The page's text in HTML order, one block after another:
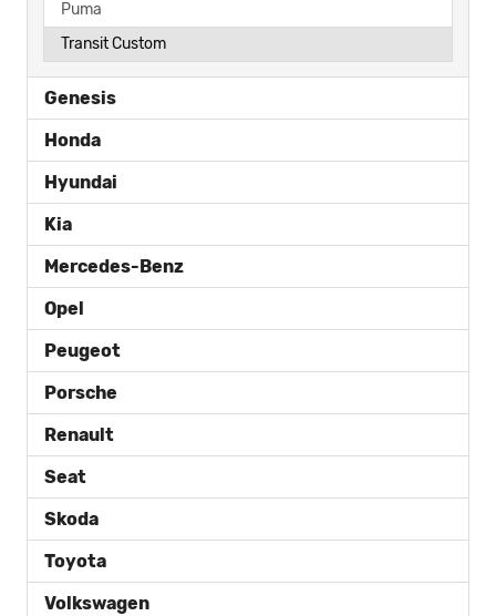
Puma
Transit Custom
Genesis
Honda
Hyundai
Kia
Mercedes-Benz
Opel
Peugeot
Porsche
Renault
Seat
Skoda
Toyota
Volkswagen